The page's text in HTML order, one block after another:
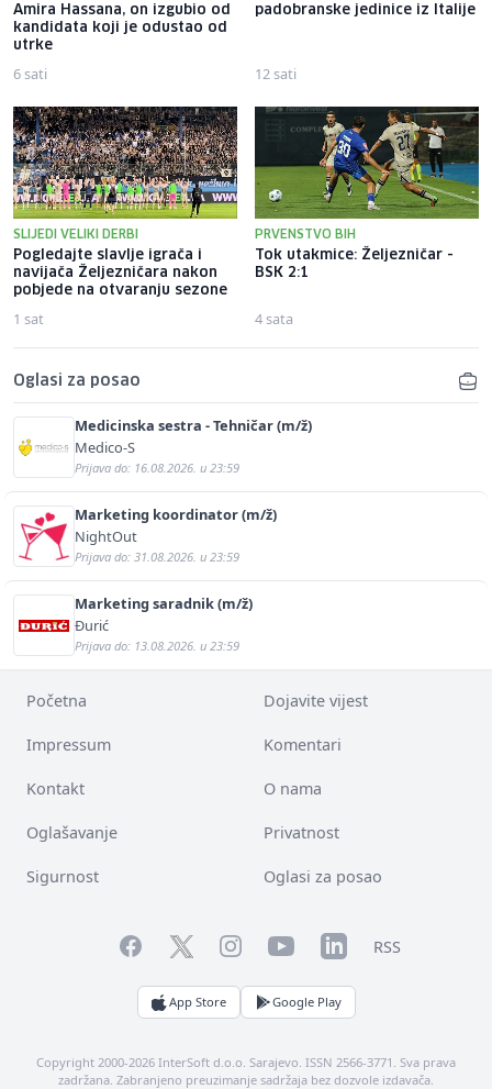
Amira Hassana, on izgubio od
kandidata koji je odustao od
utrke
6 sati
padobranske jedinice iz Italije
12 sati
SLIJEDI VELIKI DERBI
Pogledajte slavlje igrača i
navijača Željezničara nakon
pobjede na otvaranju sezone
1 sat
PRVENSTVO BIH
Tok utakmice: Željezničar -
BSK 2:1
4 sata
Oglasi za posao
Medicinska sestra - Tehničar (m/ž)
Medico-S
Prijava do: 16.08.2026. u 23:59
Marketing koordinator (m/ž)
NightOut
Prijava do: 31.08.2026. u 23:59
Marketing saradnik (m/ž)
Đurić
Prijava do: 13.08.2026. u 23:59
Početna Dojavite vijest
Impressum Komentari
Kontakt O nama
Oglašavanje Privatnost
Sigurnost Oglasi za posao
FacebookTwitterInstagramYouTubeLinkedInRSS
App Store Google Play
Copyright 2000-2026 InterSoft d.o.o. Sarajevo. ISSN 2566-3771. Sva prava
zadržana. Zabranjeno preuzimanje sadržaja bez dozvole izdavača.